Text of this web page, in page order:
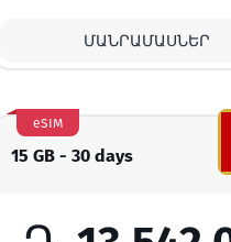
ՄԱՆՐԱՄԱՍՆԵՐ
15 GB - 30 days
eSIM